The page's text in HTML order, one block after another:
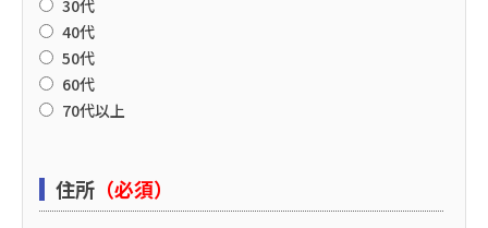
30代
40代
50代
60代
70代以上
住所 （必須）